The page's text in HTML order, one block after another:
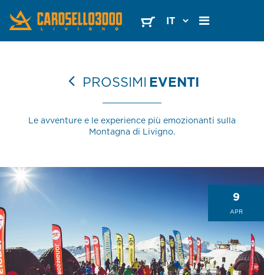
PROSSIMI EVENTI
Le avventure e le experience più emozionanti sulla
Montagna di Livigno.
9
APR